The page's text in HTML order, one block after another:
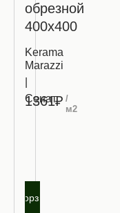
обрезной
400х400
Kerama
Marazzi
Сенат
1361₽ /
м2
В корзину